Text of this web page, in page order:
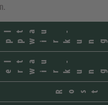
Rost
-
-